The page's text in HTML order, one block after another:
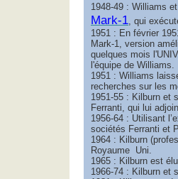
1948-49 : Williams
Mark-1 , qui
1951 : En février
Mark-1, version
quelques mois
l'équipe de Williams.
1951 : Williams
recherches sur les
1951-55 : Kilburn et
Ferranti, qui lui
1956-64 : Utilisant
sociétés Ferranti et
1964 : Kilburn
Royaume Uni.
1965 : Kilburn est
1966-74 : Kilburn et